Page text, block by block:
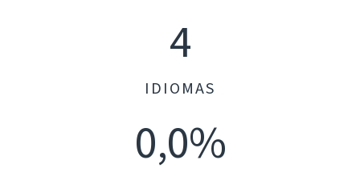
4
IDIOMAS
0,0%